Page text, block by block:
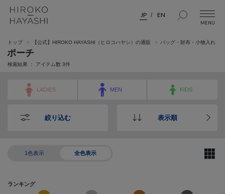
JP EN
トップ 【公式】HIROKO HAYASHI（ヒロコハヤシ）の通販 バッグ・財布・小物入れ
ポーチ
検索結果 ： アイテム数 3件
LADIES MEN KIDS
絞り込む 表示順
1色表示 全色表示
ランキング